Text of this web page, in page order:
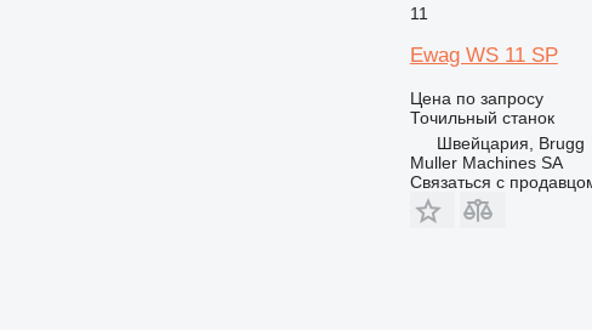
11
Ewag WS 11 SP
Цена по запросу
Точильный станок
Швейцария, Brugg
Muller Machines SA
Связаться с